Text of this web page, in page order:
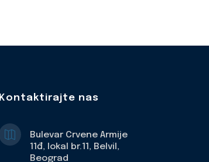
Kontaktirajte nas

Bulevar Crvene Armije
11đ, lokal br.11, Belvil,
Beograd